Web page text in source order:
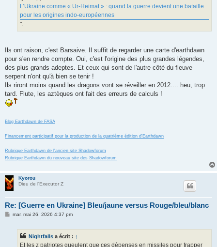
L’Ukraine comme « Ur‑Heimat » : quand la guerre devient une bataille
pour les origines indo‑européennes
".
Ils ont raison, c'est Barsaive. Il suffit de regarder une carte d'earthdawn
pour s'en rendre compte. Oui, c'est l'origine des plus grandes légendes,
des plus grands adeptes. Et ceux qui sont de l'autre côté du fleuve
serpent n'ont qu'à bien se tenir !
Ils riront moins quand les dragons vont se réveiller en 2012.... heu, trop
tard. Flute, les aztèques ont fait des erreurs de calculs !
Blog Earthdawn de FASA
Financement participatif pour la production de la quatrième édition d'Earthdawn
Rubrique Earthdawn de l'ancien site Shadowforum
Rubrique Earthdawn du nouveau site des Shadowforum
Kyorou
Dieu de l'Executor Z
Re: [Guerre en Ukraine] Bleu/jaune versus Rouge/bleu/blanc
Mmar. mai 26, 2026 4:37 pm
Nightfalls a écrit : ↑
Et les z patriotes gueulent que ces dépenses en missiles pour frapper